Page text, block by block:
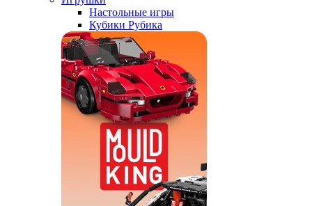
Настольные игры
Кубики Рубика